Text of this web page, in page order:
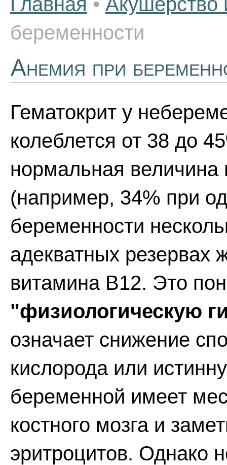
беременности
Анемия при
Гематокрит у
колеблется от 38 до
нормальная
(например, 34% при
беременности
адекватных резервах
витамина В12. Это
"физиологическую
означает снижение
кислорода или
беременной имеет
костного мозга и
эритроцитов. Однако